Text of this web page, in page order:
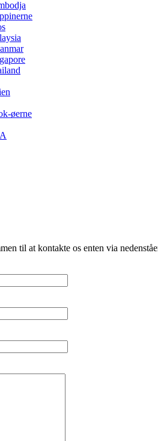
øerne
til at kontakte os enten via